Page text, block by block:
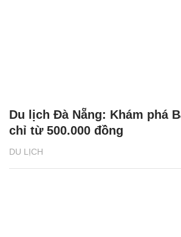
DU LỊCH
Du lịch Đà Nẵng: Khám phá
chỉ từ 500.000 đồng